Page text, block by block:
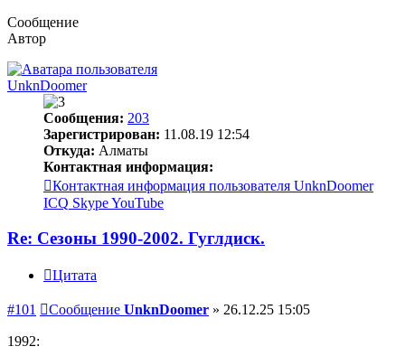
Сообщение
Автор
UnknDoomer
Сообщения: 203
Зарегистрирован: 11.08.19 12:54
Откуда: Алматы
Контактная информация:
Контактная информация пользователя UnknDoomer
ICQ SkypeYouTube
Re: Сезоны 1990-2002. Гуглдиск.
Цитата
#101 Сообщение UnknDoomer » 26.12.25 15:05
1992: